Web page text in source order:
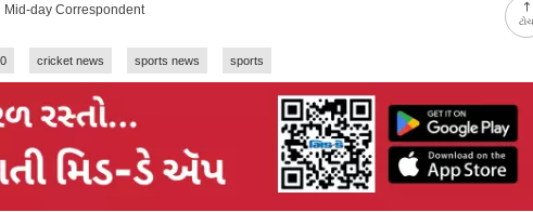
Mid-day Correspondent
cricket news sports news sports